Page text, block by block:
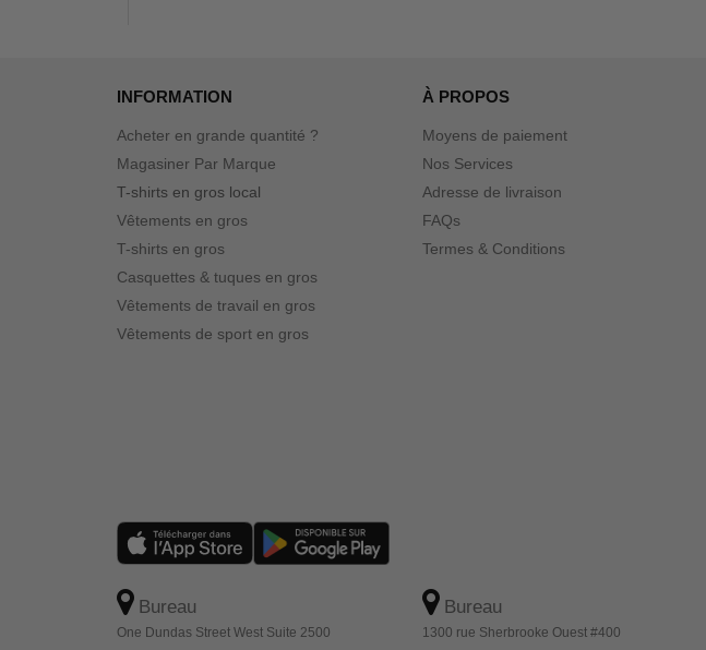
INFORMATION
Acheter en grande quantité ?
Magasiner Par Marque
T-shirts en gros local
Vêtements en gros
T-shirts en gros
Casquettes & tuques en gros
Vêtements de travail en gros
Vêtements de sport en gros
À PROPOS
Moyens de paiement
Nos Services
Adresse de livraison
FAQs
Termes & Conditions
Bureau
One Dundas Street West Suite 2500
Bureau
1300 rue Sherbrooke Ouest #400